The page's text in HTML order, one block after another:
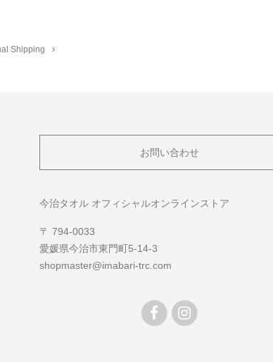
Shipping
お問い合わせ
今治タオル オフィシャルオンラインストア
〒 794-0033
愛媛県今治市東門町5-14-3
shopmaster@imabari-trc.com